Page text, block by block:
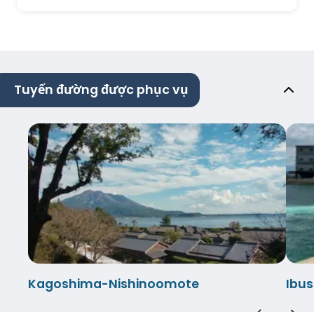
Tuyến đường được phục vụ
Kagoshima-Nishinoomote